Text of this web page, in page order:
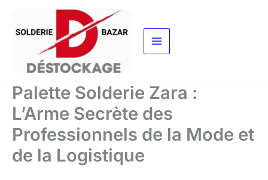
contenu
Palette Solderie Zara :
L’Arme Secrète des
Professionnels de la Mode et
de la Logistique